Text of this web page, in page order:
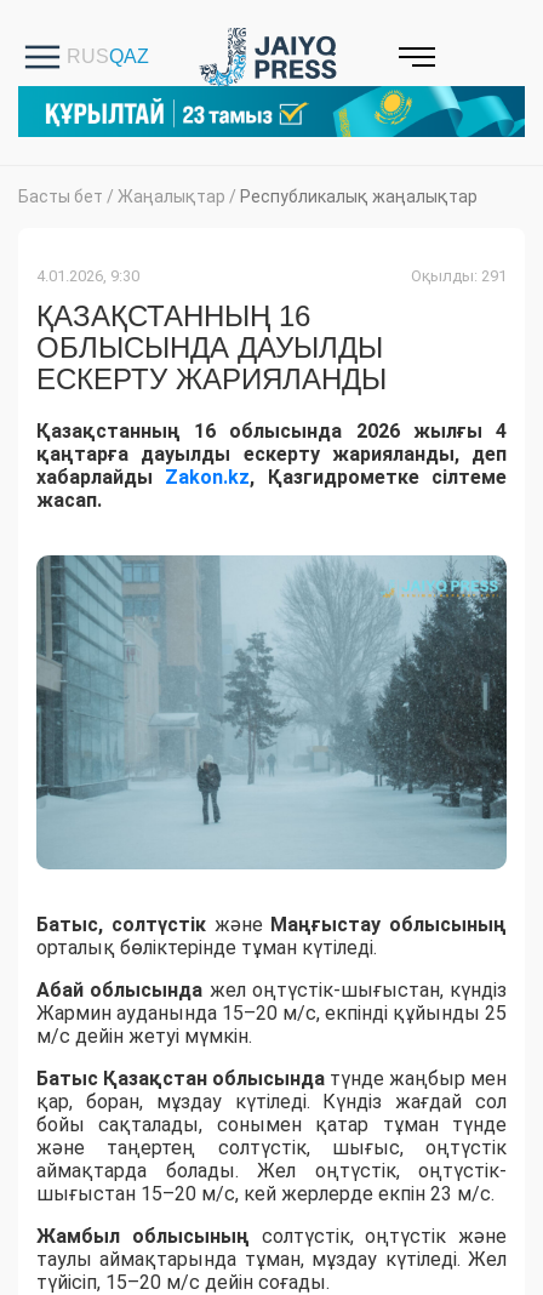
Басты бет / Жаңалықтар / Республикалық жаңалықтар
4.01.2026, 9:30 Оқылды: 291
ҚАЗАҚСТАННЫҢ 16
ОБЛЫСЫНДА ДАУЫЛДЫ
ЕСКЕРТУ ЖАРИЯЛАНДЫ
Қазақстанның 16 облысында 2026 жылғы 4
қаңтарға дауылды ескерту жарияланды, деп
хабарлайды Zakon.kz, Қазгидрометке сілтеме
жасап.
Батыс, солтүстікжәне Маңғыстау облысының
орталық бөліктерінде тұман күтіледі.
Абай облысында жел оңтүстік-шығыстан, күндіз
Жармин ауданында 15–20 м/с, екпінді құйынды 25
м/с дейін жетуі мүмкін.
Батыс Қазақстан облысында түнде жаңбыр мен
қар, боран, мұздау күтіледі. Күндіз жағдай сол
бойы сақталады, сонымен қатар тұман түнде
және таңертең солтүстік, шығыс, оңтүстік
аймақтарда болады. Жел оңтүстік, оңтүстік-
шығыстан 15–20 м/с, кей жерлерде екпін 23 м/с.
Жамбыл облысының солтүстік, оңтүстік және
таулы аймақтарында тұман, мұздау күтіледі. Жел
түйісіп, 15–20 м/с дейін соғады.